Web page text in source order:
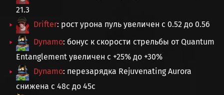
21.3
Drifter: рост урона пуль увеличен с 0.52 до 0.56
Dynamo: бонус к скорости стрельбы от Quantum
Entanglement увеличен с +25% до +30%
Dynamo: перезарядка Rejuvenating Aurora
снижена с 48с до 45с